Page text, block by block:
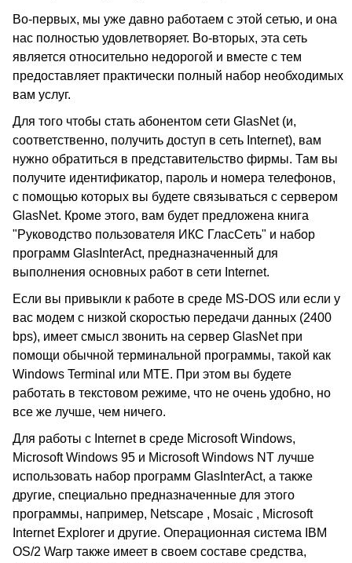
Во-первых, мы уже давно работаем с этой сетью, и она
нас полностью удовлетворяет. Во-вторых, эта сеть
является относительно недорогой и вместе с тем
предоставляет практически полный набор необходимых
вам услуг.
Для того чтобы стать абонентом сети GlasNet (и,
соответственно, получить доступ в сеть Internet), вам
нужно обратиться в представительство фирмы. Там вы
получите идентификатор, пароль и номера телефонов,
с помощью которых вы будете связываться с сервером
GlasNet. Кроме этого, вам будет предложена книга
"Руководство пользователя ИКС ГласСеть" и набор
программ GlasInterAct, предназначенный для
выполнения основных работ в сети Internet.
Если вы привыкли к работе в среде MS-DOS или если у
вас модем с низкой скоростью передачи данных (2400
bps), имеет смысл звонить на сервер GlasNet при
помощи обычной терминальной программы, такой как
Windows Terminal или MTE. При этом вы будете
работать в текстовом режиме, что не очень удобно, но
все же лучше, чем ничего.
Для работы с Internet в среде Microsoft Windows,
Microsoft Windows 95 и Microsoft Windows NT лучше
использовать набор программ GlasInterAct, а также
другие, специально предназначенные для этого
программы, например, Netscape , Mosaic , Microsoft
Internet Explorer и другие. Операционная система IBM
OS/2 Warp также имеет в своем составе средства,